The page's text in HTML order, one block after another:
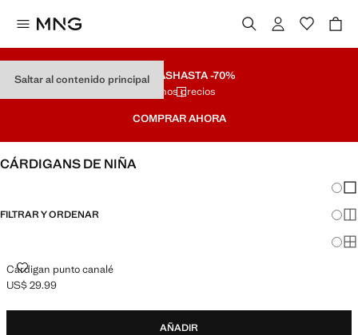
Saltar al contenido principal
REBAJASHASTA -70%
Últimos precios
COMPRAR AHORA
CÁRDIGANS DE NIÑA
FILTRAR Y ORDENAR
Cárdigan punto canalé
CÁRDIGAN PUNTO CANALÉ
Precio actual [US$ 29.99 ]
US$ 29.99
AÑADIR